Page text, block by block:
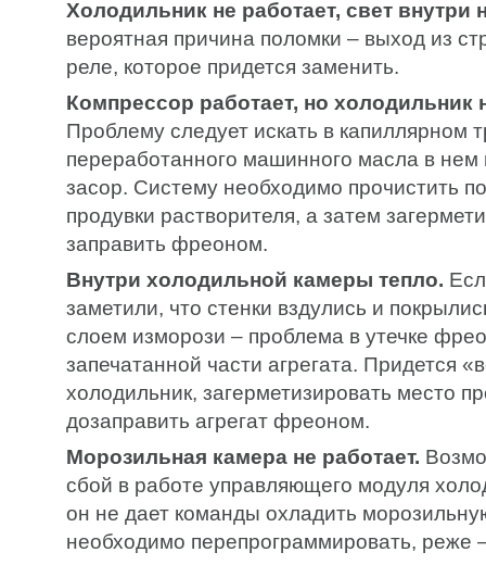
Холодильник не работает, свет внутри
вероятная причина поломки – выход из
реле, которое придется заменить.
Компрессор работает, но холодильник
Проблему следует искать в капиллярном
переработанного машинного масла в нем
засор. Систему необходимо прочистить
продувки растворителя, а затем
заправить фреоном.
Внутри холодильной камеры тепло.
заметили, что стенки вздулись и
слоем изморози – проблема в утечке
запечатанной части агрегата. Придется
холодильник, загерметизировать место
дозаправить агрегат фреоном.
Морозильная камера не работает.
сбой в работе управляющего модуля
он не дает команды охладить
необходимо перепрограммировать, реже